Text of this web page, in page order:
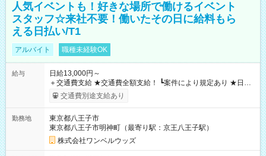
人気イベントも！好きな場所で働けるイベント
スタッフ☆来社不要！働いたその日に給料もら
える日払い/T1
アルバイト 職種未経験OK
給与
日給13,000円～
＋交通費支給 ★交通費全額支給！ ┗案件により規定あり ★日払
いOK！（規定あり） ┗働いたその日に現金GET♪ お仕事後はコ
ンビニATMから 日払い分を引き落とせます！ 【試用期間】試
交通費別途支給あり
勤務地
東京都八王子市
東京都八王子市明神町（最寄り駅：京王八王子駅）
株式会社ワンベルウッズ